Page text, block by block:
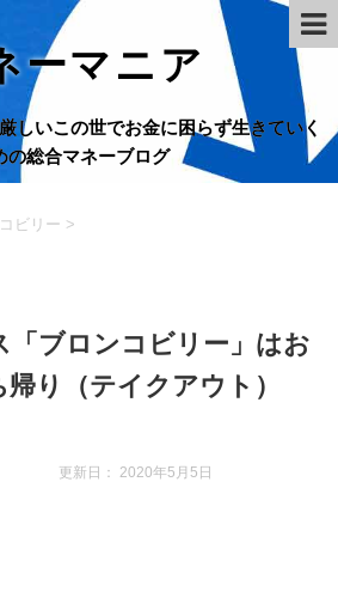
ーマニア
しいこの世でお金に困らず生きていく
の総合マネーブログ
ビリー >
「ブロンコビリー」はお
り（テイクアウト）
日 更新日： 2020年5月5日